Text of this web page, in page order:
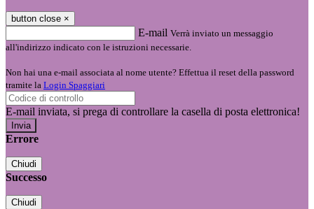
button close ×
E-mail Verrà inviato un messaggio
all'indirizzo indicato con le istruzioni necessarie.
Non hai una e-mail associata al nome utente? Effettua il reset della password
tramite la Login Spaggiari
E-mail inviata, si prega di controllare la casella di posta elettronica!
Errore
Chiudi
Successo
Chiudi